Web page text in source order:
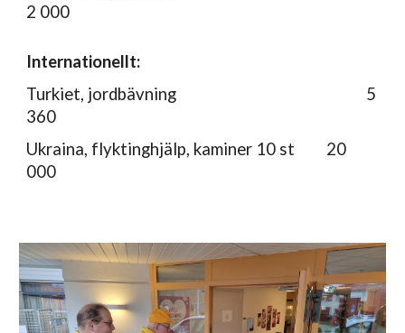
2 000
Internationellt:
Turkiet, jordbävning
5
360
Ukraina, flyktinghjälp, kaminer 10 st
20
000